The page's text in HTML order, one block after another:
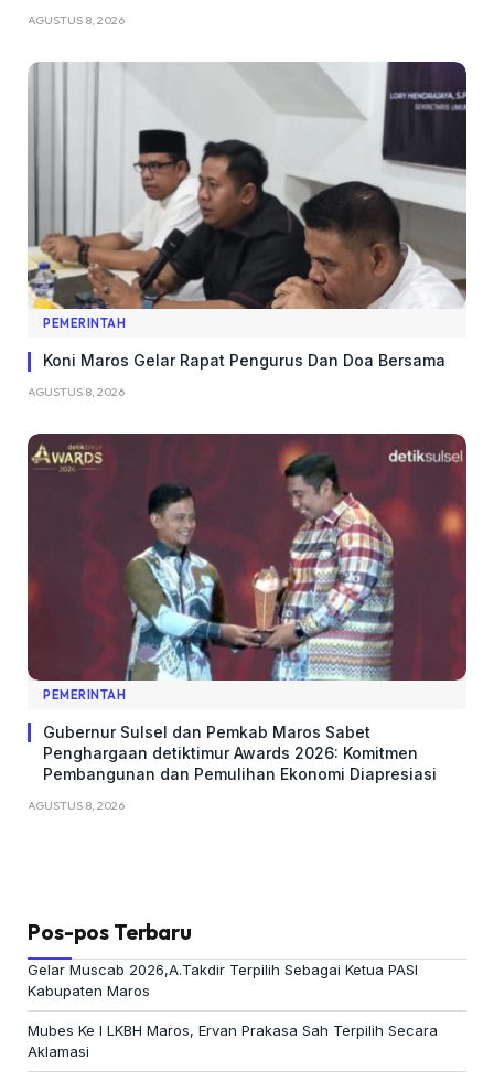
AGUSTUS 8, 2026
PEMERINTAH
Koni Maros Gelar Rapat Pengurus Dan Doa Bersama
AGUSTUS 8, 2026
PEMERINTAH
Gubernur Sulsel dan Pemkab Maros Sabet
Penghargaan detiktimur Awards 2026: Komitmen
Pembangunan dan Pemulihan Ekonomi Diapresiasi
AGUSTUS 8, 2026
Pos-pos Terbaru
Gelar Muscab 2026,A.Takdir Terpilih Sebagai Ketua PASI
Kabupaten Maros
Mubes Ke I LKBH Maros, Ervan Prakasa Sah Terpilih Secara
Aklamasi